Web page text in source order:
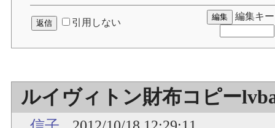
引用しない
編集キー
ルイヴィトン財布コピー